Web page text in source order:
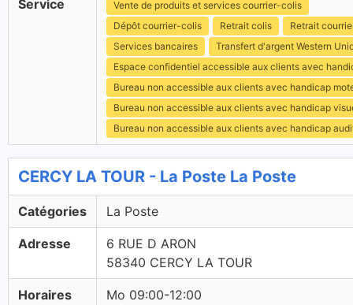
Service
Vente de produits et services courrier-colis
Dépôt courrier-colis
Retrait colis
Retrait
Services bancaires
Transfert d'argent Western
Espace confidentiel accessible aux clients avec
Bureau non accessible aux clients avec handicap
Bureau non accessible aux clients avec handicap
Bureau non accessible aux clients avec handicap
CERCY LA TOUR - La Poste La Poste
Catégories La Poste
Adresse
6 RUE D ARON
58340 CERCY LA TOUR
Horaires
Mo 09:00-12:00